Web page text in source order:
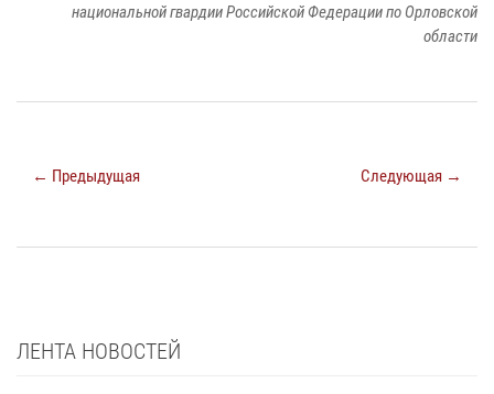
национальной гвардии Российской Федерации по Орловской
области
← Предыдущая Следующая →
ЛЕНТА НОВОСТЕЙ